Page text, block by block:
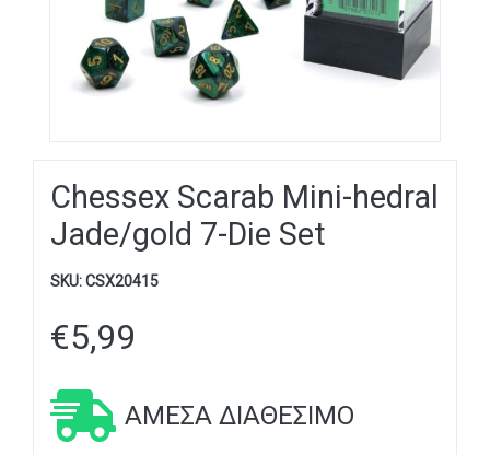
Chessex Scarab Mini-hedral
Jade/gold 7-Die Set
SKU:CSX20415
€5,99
ΆΜΕΣΑ ΔΙΑΘΈΣΙΜΟ